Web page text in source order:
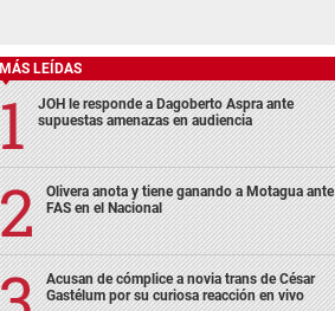
MÁS LEÍDAS
JOH le responde a Dagoberto Aspra ante
supuestas amenazas en audiencia
Olivera anota y tiene ganando a Motagua ante
FAS en el Nacional
Acusan de cómplice a novia trans de César
Gastélum por su curiosa reacción en vivo